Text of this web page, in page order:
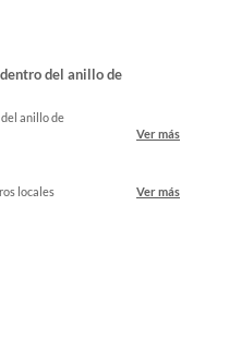
del anillo de
anillo de
Ver más
locales Ver más